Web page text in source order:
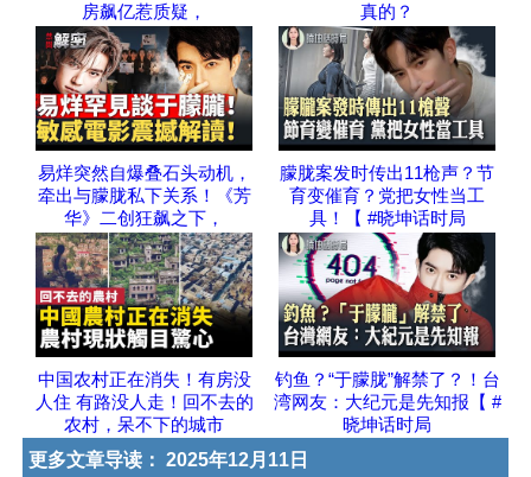
房飙亿惹质疑，
真的？
易烊突然自爆叠石头动机，
牵出与朦胧私下关系！《芳
华》二创狂飙之下，
朦胧案发时传出11枪声？节
育变催育？党把女性当工
具！【 #晓坤话时局
中国农村正在消失！有房没
人住 有路没人走！回不去的
农村，呆不下的城市
钓鱼？“于朦胧”解禁了？！台
湾网友：大纪元是先知报【 #
晓坤话时局
更多文章导读： 2025年12月11日